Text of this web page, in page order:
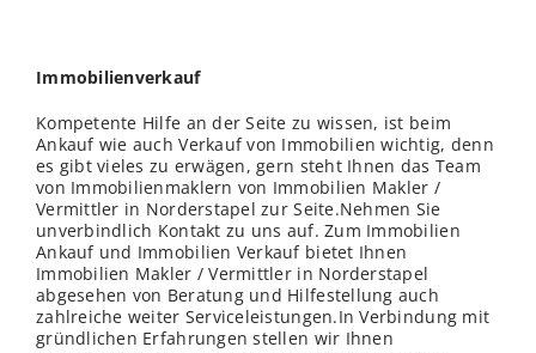
Immobilienverkauf
Kompetente Hilfe an der Seite zu wissen, ist beim
Ankauf wie auch Verkauf von Immobilien wichtig, denn
es gibt vieles zu erwägen, gern steht Ihnen das Team
von Immobilienmaklern von Immobilien Makler /
Vermittler in Norderstapel zur Seite.Nehmen Sie
unverbindlich Kontakt zu uns auf. Zum Immobilien
Ankauf und Immobilien Verkauf bietet Ihnen
Immobilien Makler / Vermittler in Norderstapel
abgesehen von Beratung und Hilfestellung auch
zahlreiche weiter Serviceleistungen.In Verbindung mit
gründlichen Erfahrungen stellen wir Ihnen